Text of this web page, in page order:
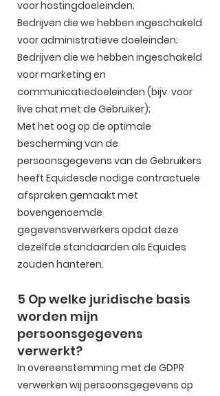
voor hostingdoeleinden;
Bedrijven die we hebben ingeschakeld
voor administratieve doeleinden;
Bedrijven die we hebben ingeschakeld
voor marketing en
communicatiedoeleinden (bijv. voor
live chat met de Gebruiker);
Met het oog op de optimale
bescherming van de
persoonsgegevens van de Gebruikers
heeft Equidesde nodige contractuele
afspraken gemaakt met
bovengenoemde
gegevensverwerkers opdat deze
dezelfde standaarden als Equides
zouden hanteren.
5 Op welke juridische basis
worden mijn
persoonsgegevens
verwerkt?
In overeenstemming met de GDPR
verwerken wij persoonsgegevens op